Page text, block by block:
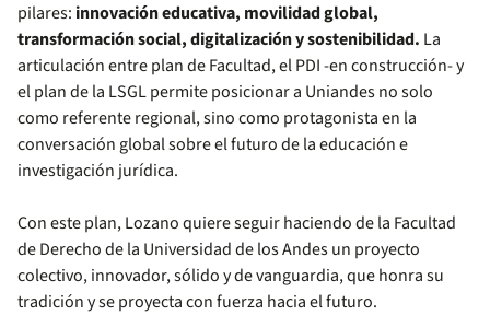
pilares: innovación educativa, movilidad global,
transformación social, digitalización y sostenibilidad. La
articulación entre plan de Facultad, el PDI -en construcción- y
el plan de la LSGL permite posicionar a Uniandes no solo
como referente regional, sino como protagonista en la
conversación global sobre el futuro de la educación e
investigación jurídica.
Con este plan, Lozano quiere seguir haciendo de la Facultad
de Derecho de la Universidad de los Andes un proyecto
colectivo, innovador, sólido y de vanguardia, que honra su
tradición y se proyecta con fuerza hacia el futuro.